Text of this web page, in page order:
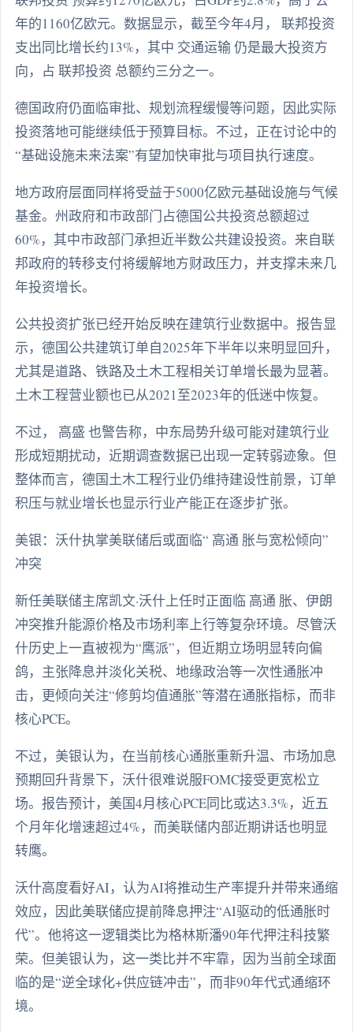
年的1160亿欧元。数据显示，截至今年4月， 联邦投资
支出同比增长约13%，其中 交通运输 仍是最大投资方
向，占 联邦投资 总额约三分之一。
德国政府仍面临审批、规划流程缓慢等问题，因此实际
投资落地可能继续低于预算目标。不过，正在讨论中的
“基础设施未来法案”有望加快审批与项目执行速度。
地方政府层面同样将受益于5000亿欧元基础设施与气候
基金。州政府和市政部门占德国公共投资总额超过
60%，其中市政部门承担近半数公共建设投资。来自联
邦政府的转移支付将缓解地方财政压力，并支撑未来几
年投资增长。
公共投资扩张已经开始反映在建筑行业数据中。报告显
示，德国公共建筑订单自2025年下半年以来明显回升，
尤其是道路、铁路及土木工程相关订单增长最为显著。
土木工程营业额也已从2021至2023年的低迷中恢复。
不过， 高盛 也警告称，中东局势升级可能对建筑行业
形成短期扰动，近期调查数据已出现一定转弱迹象。但
整体而言，德国土木工程行业仍维持建设性前景，订单
积压与就业增长也显示行业产能正在逐步扩张。
美银：沃什执掌美联储后或面临“ 高通 胀与宽松倾向”
冲突
新任美联储主席凯文·沃什上任时正面临 高通 胀、伊朗
冲突推升能源价格及市场利率上行等复杂环境。尽管沃
什历史上一直被视为“鹰派”，但近期立场明显转向偏
鸽，主张降息并淡化关税、地缘政治等一次性通胀冲
击，更倾向关注“修剪均值通胀”等潜在通胀指标，而非
核心PCE。
不过，美银认为，在当前核心通胀重新升温、市场加息
预期回升背景下，沃什很难说服FOMC接受更宽松立
场。报告预计，美国4月核心PCE同比或达3.3%，近五
个月年化增速超过4%，而美联储内部近期讲话也明显
转鹰。
沃什高度看好AI，认为AI将推动生产率提升并带来通缩
效应，因此美联储应提前降息押注“AI驱动的低通胀时
代”。他将这一逻辑类比为格林斯潘90年代押注科技繁
荣。但美银认为，这一类比并不牢靠，因为当前全球面
临的是“逆全球化+供应链冲击”，而非90年代式通缩环
境。